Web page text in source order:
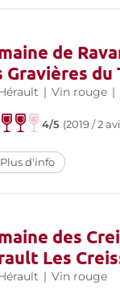
de
Gravières du
| Vin rouge |
4/5 (2019 / 2
Plus d'info
des
Les
| Vin rouge